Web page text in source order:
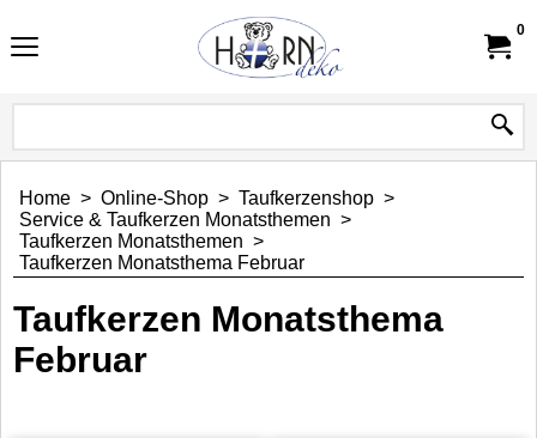
0
Home > Online-Shop > Taufkerzenshop >
Service & Taufkerzen Monatsthemen >
Taufkerzen Monatsthemen >
Taufkerzen Monatsthema Februar
Taufkerzen Monatsthema
Februar